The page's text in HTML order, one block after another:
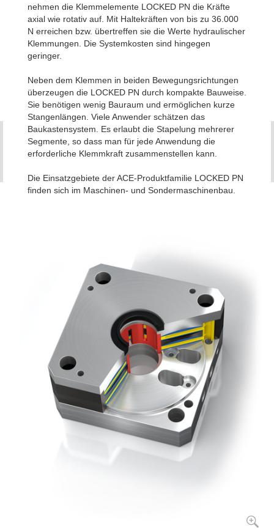
nehmen die Klemmelemente LOCKED PN die Kräfte
axial wie rotativ auf. Mit Haltekräften von bis zu 36.000
N erreichen bzw. übertreffen sie die Werte hydraulischer
Klemmungen. Die Systemkosten sind hingegen
geringer.
Neben dem Klemmen in beiden Bewegungsrichtungen
überzeugen die LOCKED PN durch kompakte Bauweise.
Sie benötigen wenig Bauraum und ermöglichen kurze
Stangenlängen. Viele Anwender schätzen das
Baukastensystem. Es erlaubt die Stapelung mehrerer
Segmente, so dass man für jede Anwendung die
erforderliche Klemmkraft zusammenstellen kann.
Die Einsatzgebiete der ACE-Produktfamilie LOCKED PN
finden sich im Maschinen- und Sondermaschinenbau.